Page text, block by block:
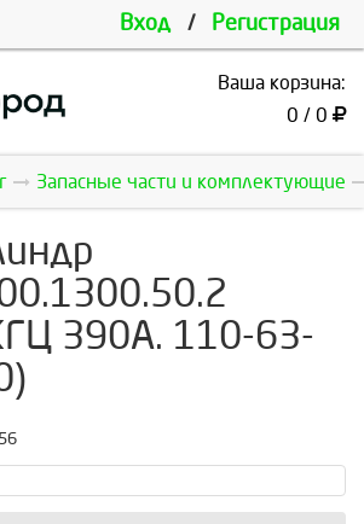
Вход / Регистрация
Ваша корзина:
0 / 0
Запасные части и комплектующие
390А. 110-63-